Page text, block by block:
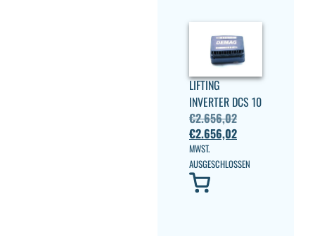
LIFTING
INVERTER DCS 10
€2.656,02
€2.656,02
MWST.
AUSGESCHLOSSEN